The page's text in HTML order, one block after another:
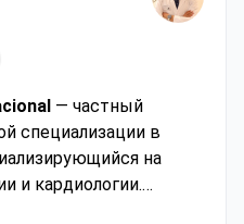
— частный
специализации в
на
и кардиологии.
и детей,